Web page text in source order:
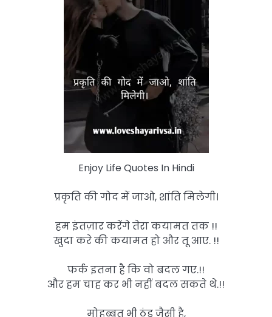
Enjoy Life Quotes In Hindi
प्रकृति की गोद में जाओ, शांति मिलेगी।
हम इंतज़ार करेंगे तेरा कयामत तक !!
खुदा करे की कयामत हो और तू आए. !!
फर्क इतना है कि वो बदल गए.!!
और हम चाह कर भी नहीं बदल सकते थे.!!
मोहब्बत भी ठंड जैसी है,